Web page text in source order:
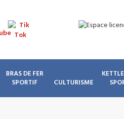
BRAS DE FER
SPORTIF
CULTURISME